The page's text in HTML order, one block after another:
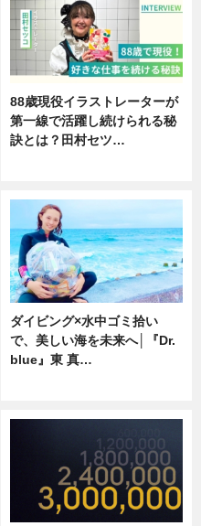
88歳現役イラストレーターが
第一線で活躍し続けられる秘
訣とは？田村セツ…
ダイビング×水中ゴミ拾い
で、美しい海を未来へ│『Dr.
blue』東 真…